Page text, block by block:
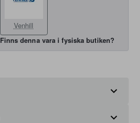
Venhill
Finns denna vara i fysiska butiken?